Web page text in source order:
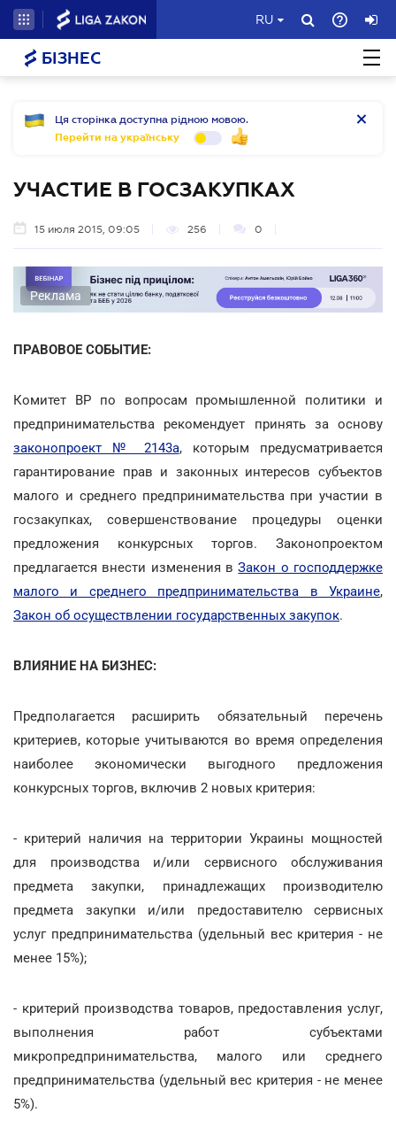
RU
БІЗНЕС
Ця сторінка доступна рідною мовою.
Перейти на українську
УЧАСТИЕ В ГОСЗАКУПКАХ
15 июля 2015, 09:05 256 0
Реклама
ПРАВОВОЕ СОБЫТИЕ:
Комитет ВР по вопросам промышленной политики и
предпринимательства рекомендует принять за основу
законопроект № 2143а, которым предусматривается
гарантирование прав и законных интересов субъектов
малого и среднего предпринимательства при участии в
госзакупках, совершенствование процедуры оценки
предложения конкурсных торгов. Законопроектом
предлагается внести изменения вЗакон о господдержке
малого и среднего предпринимательства в Украине,
Закон об осуществлении государственных закупок.
ВЛИЯНИЕ НА БИЗНЕС:
Предполагается расширить обязательный перечень
критериев, которые учитываются во время определения
наиболее экономически выгодного предложения
конкурсных торгов, включив 2 новых критерия:
- критерий наличия на территории Украины мощностей
для производства и/или сервисного обслуживания
предмета закупки, принадлежащих производителю
предмета закупки и/или предоставителю сервисных
услуг предпринимательства (удельный вес критерия - не
менее 15%);
- критерий производства товаров, предоставления услуг,
выполнения работ субъектами
микропредпринимательства, малого или среднего
предпринимательства (удельный вес критерия - не менее
5%).